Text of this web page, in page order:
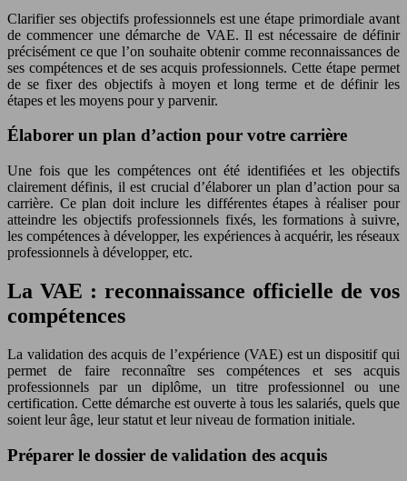
Clarifier ses objectifs professionnels est une étape primordiale avant
de commencer une démarche de VAE. Il est nécessaire de définir
précisément ce que l’on souhaite obtenir comme reconnaissances de
ses compétences et de ses acquis professionnels. Cette étape permet
de se fixer des objectifs à moyen et long terme et de définir les
étapes et les moyens pour y parvenir.
Élaborer un plan d’action pour votre carrière
Une fois que les compétences ont été identifiées et les objectifs
clairement définis, il est crucial d’élaborer un plan d’action pour sa
carrière. Ce plan doit inclure les différentes étapes à réaliser pour
atteindre les objectifs professionnels fixés, les formations à suivre,
les compétences à développer, les expériences à acquérir, les réseaux
professionnels à développer, etc.
La VAE : reconnaissance officielle de vos
compétences
La validation des acquis de l’expérience (VAE) est un dispositif qui
permet de faire reconnaître ses compétences et ses acquis
professionnels par un diplôme, un titre professionnel ou une
certification. Cette démarche est ouverte à tous les salariés, quels que
soient leur âge, leur statut et leur niveau de formation initiale.
Préparer le dossier de validation des acquis